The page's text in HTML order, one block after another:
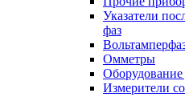
Указатели
фаз
Омметры
Измерители